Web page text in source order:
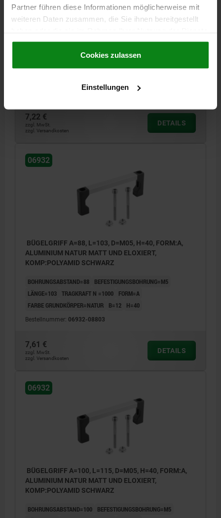
Partner führen diese Informationen möglicherweise mit
weiteren Daten zusammen, die Sie ihnen bereitgestellt
gesammelt haben.Cookie Richtlinien
Datenschutz|AGB
Cookies zulassen
Einstellungen
BÜGELGRIFF A=55, L=70, D=M05, H=40, FORM:A,
BOHRUNGSABSTAND=55 BEFESTIGUNGSBOHRUNG=M5
06932-05503
7,22 €
zzgl. MwSt.
zzgl. Versandkosten
DETAILS
06932
BÜGELGRIFF A=88, L=103, D=M05, H=40, FORM:A,
ALUMINIUM NATUR MATT UND ELOXIERT,
KOMP:POLYAMID SCHWARZ
BOHRUNGSABSTAND=88
BEFESTIGUNGSBOHRUNG=M5
LÄNGE=103 TRAGKRAFT N =1000
FORM=A
FARBE GRUNDKÖRPER=NATUR
B=12 H=40
Bestellnummer: 06932-08803
7,61 €
zzgl. MwSt.
zzgl. Versandkosten
DETAILS
06932
BÜGELGRIFF A=100, L=115, D=M05, H=40, FORM:A,
ALUMINIUM NATUR MATT UND ELOXIERT,
KOMP:POLYAMID SCHWARZ
BOHRUNGSABSTAND=100
BEFESTIGUNGSBOHRUNG=M5